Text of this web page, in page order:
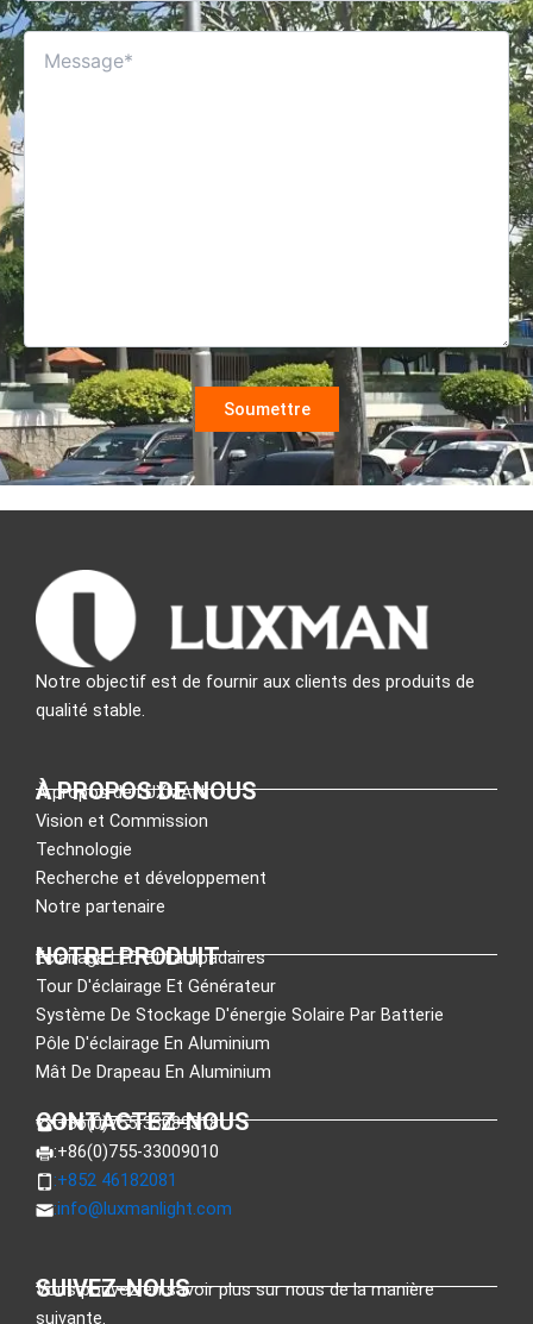
Notre objectif est de fournir aux clients des produits de
qualité stable.
À PROPOS DE NOUS
À propos de LUXMAN
Vision et Commission
Technologie
Recherche et développement
Notre partenaire
NOTRE PRODUIT
Éclairage LED Et Lampadaires
Tour D'éclairage Et Générateur
Système De Stockage D'énergie Solaire Par Batterie
Pôle D'éclairage En Aluminium
Mât De Drapeau En Aluminium
CONTACTEZ-NOUS
:+86(0)755-33089318
:+86(0)755-33009010
:+852 46182081
:info@luxmanlight.com
SUIVEZ-NOUS
Vous pouvez en savoir plus sur nous de la manière
suivante.